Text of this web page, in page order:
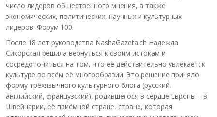
число лидеров общественного мнения, а также
экономических, политических, научных и культурных
лидеров: Форум 100.
После 18 лет руководства NashaGazeta.ch Надежда
Сикорская решила вернуться к своим истокам и
сосредоточиться на том, что её действительно увлекает: к
культуре во всём её многообразии. Это решение приняло
форму трёхязычного культурного блога (русский,
английский, французский), родившегося в сердце Европы – в
Швейцарии, её приёмной стране, стране, которая